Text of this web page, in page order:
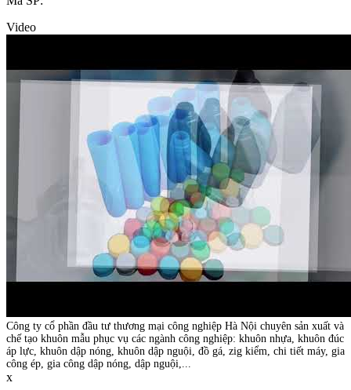
Video
Công ty cổ phần đầu tư thương mại công nghiệp Hà Nội chuyên sản xuất và
chế tạo khuôn mẫu phục vụ các ngành công nghiệp: khuôn nhựa, khuôn đúc
áp lực, khuôn dập nóng, khuôn dập nguội, đồ gá, zig kiểm, chi tiết máy, gia
công ép, gia công dập nóng, dập nguội,...
x